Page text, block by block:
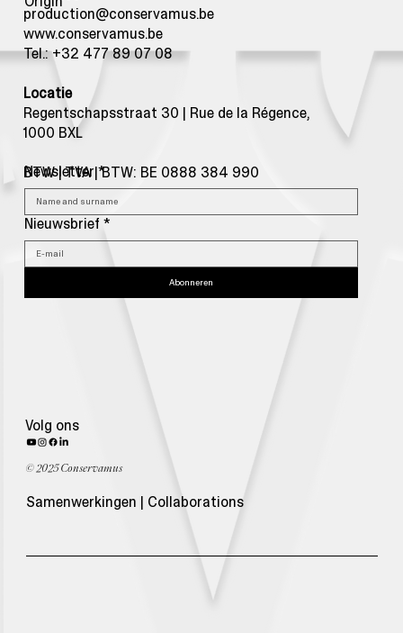
production@conservamus.be
www.conservamus.be
Tel.: +32 477 89 07 08
Locatie
Regentschapsstraat 30 | Rue de la Régence,
1000 BXL
BTW | TVA | BTW: BE 0888 384 990
Newsletter *
Nieuwsbrief *
Abonneren
Samenwerkingen | Collaborations
Volg ons
© 2025 Conservamus